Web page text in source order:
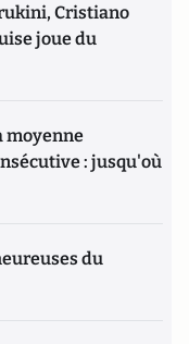
Cristiano
joue du
moyenne
: jusqu'où
du